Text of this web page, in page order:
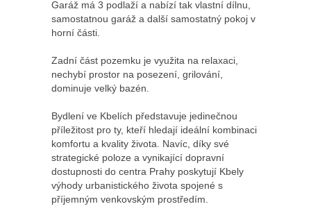
Garáž má 3 podlaží a nabízí tak vlastní dílnu,
samostatnou garáž a další samostatný pokoj v
horní části.
Zadní část pozemku je využita na relaxaci,
nechybí prostor na posezení, grilování,
dominuje velký bazén.
Bydlení ve Kbelích představuje jedinečnou
příležitost pro ty, kteří hledají ideální kombinaci
komfortu a kvality života. Navíc, díky své
strategické poloze a vynikající dopravní
dostupnosti do centra Prahy poskytují Kbely
výhody urbanistického života spojené s
příjemným venkovským prostředím.